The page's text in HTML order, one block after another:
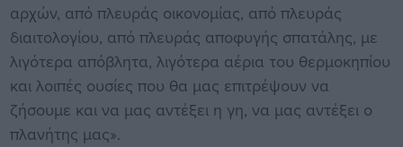
αρχών, από πλευράς οικονομίας, από πλευράς
διαιτολογίου, από πλευράς αποφυγής σπατάλης, με
λιγότερα απόβλητα, λιγότερα αέρια του θερμοκηπίου
και λοιπές ουσίες που θα μας επιτρέψουν να
ζήσουμε και να μας αντέξει η γη, να μας αντέξει ο
πλανήτης μας».